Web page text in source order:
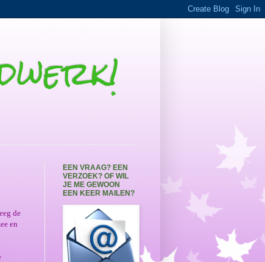
de
en
EEN VRAAG? EEN
VERZOEK? OF WIL
JE ME GEWOON
EEN KEER MAILEN?